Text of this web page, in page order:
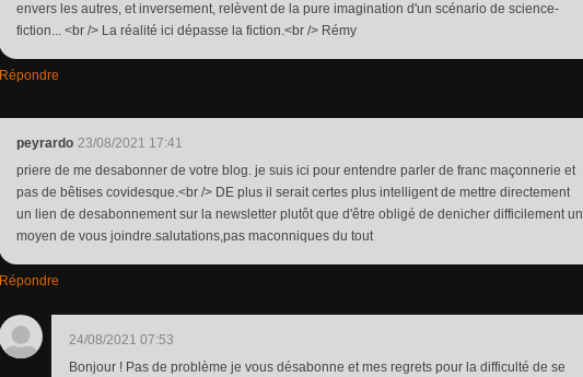
envers les autres, et inversement, relèvent de la pure imagination d'un scénario de science-
fiction... <br /> La réalité ici dépasse la fiction.<br /> Rémy
Répondre
peyrardo 23/08/2021 17:41
priere de me desabonner de votre blog. je suis ici pour entendre parler de franc maçonnerie et
pas de bêtises covidesque.<br /> DE plus il serait certes plus intelligent de mettre directement
un lien de desabonnement sur la newsletter plutôt que d'être obligé de denicher difficilement un
moyen de vous joindre.salutations,pas maconniques du tout
Répondre
24/08/2021 07:53
Bonjour ! Pas de problème je vous désabonne et mes regrets pour la difficulté de se